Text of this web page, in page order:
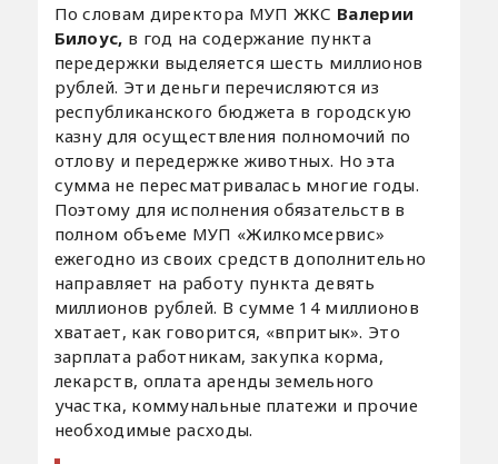
По словам директора МУП ЖКС Валерии
Билоус, в год на содержание пункта
передержки выделяется шесть миллионов
рублей. Эти деньги перечисляются из
республиканского бюджета в городскую
казну для осуществления полномочий по
отлову и передержке животных. Но эта
сумма не пересматривалась многие годы.
Поэтому для исполнения обязательств в
полном объеме МУП «Жилкомсервис»
ежегодно из своих средств дополнительно
направляет на работу пункта девять
миллионов рублей. В сумме 14 миллионов
хватает, как говорится, «впритык». Это
зарплата работникам, закупка корма,
лекарств, оплата аренды земельного
участка, коммунальные платежи и прочие
необходимые расходы.